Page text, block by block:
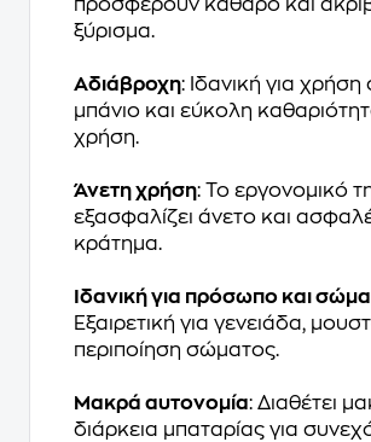
προσφέρουν καθαρό και
ξύρισμα.
Αδιάβροχη: Ιδανική για χρήση
μπάνιο και εύκολη
χρήση.
Άνετη χρήση: Το εργονομικό
εξασφαλίζει άνετο και
κράτημα.
Ιδανική για πρόσωπο και σώμα
Εξαιρετική για γενειάδα,
περιποίηση σώματος.
Μακρά αυτονομία: Διαθέτει
διάρκεια μπαταρίας για